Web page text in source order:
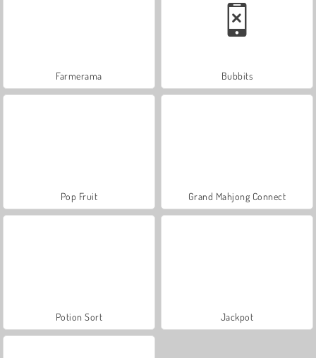
Farmerama Bubbits
Pop Fruit Grand Mahjong Connect
Potion Sort Jackpot